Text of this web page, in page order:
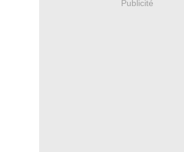
Publicité